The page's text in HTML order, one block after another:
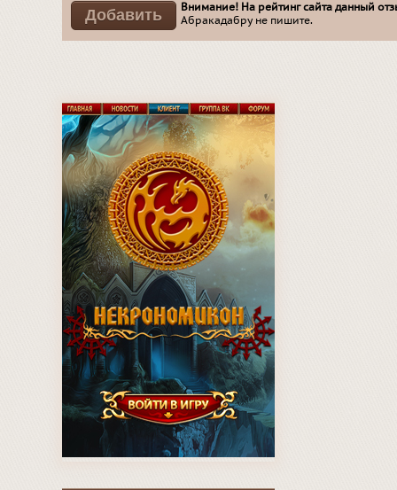
Внимание! На рейтинг сайта данный
Абракадабру не пишите.